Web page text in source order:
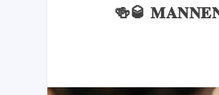
🍻🥃